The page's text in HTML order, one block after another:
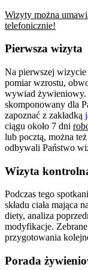
Wizyty można
telefonicznie!
Pierwsza wizyta
Na pierwszej wizycie
pomiar wzrostu,
wywiad żywieniowy.
skomponowany dla
zapoznać z zakładką
ciągu około 7 dni
lub pocztą, można
odbywali Państwo
Wizyta
Podczas tego
składu ciała mająca
diety, analiza
modyfikacje.
przygotowania
Porada